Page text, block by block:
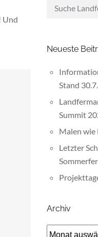
Und
Neueste
Stand
Summit
Malen
Letzter
Archiv
Archiv